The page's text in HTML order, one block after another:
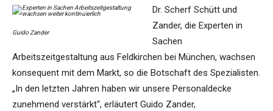
Guido Zander
Dr. Scherf Schütt und
Zander, die Experten in
Sachen
Arbeitszeitgestaltung aus Feldkirchen bei München, wachsen
konsequent mit dem Markt, so die Botschaft des Spezialisten.
„In den letzten Jahren haben wir unsere Personaldecke
zunehmend verstärkt“, erläutert Guido Zander,